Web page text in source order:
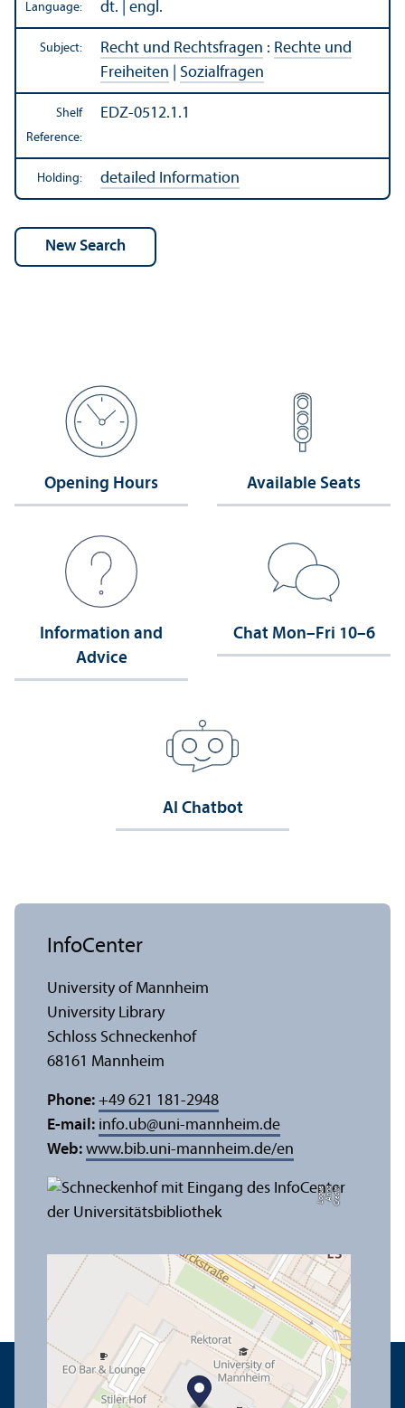
Language: dt. | engl.
Subject: Recht und Rechtsfragen : Rechte und
Freiheiten
Sozialfragen
Shelf
Reference:
EDZ-0512.1.1
Holding: detailed Information
Opening Hours Available Seats
Information and
Advice
Chat Mon–Fri 10–6
AI Chatbot
C
r
e
di
t:
A
n
n
a
L
o
g
u
e
InfoCenter
University of Mannheim
University Library
Schloss Schneckenhof
68161 Mannheim
Phone: +49 621 181-2948
E-mail: info.ub@uni-mannheim.de
Web: www.bib.uni-mannheim.de/en